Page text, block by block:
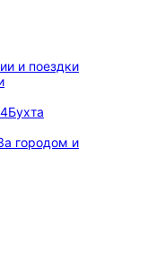
и поездки
Бухта
городом и